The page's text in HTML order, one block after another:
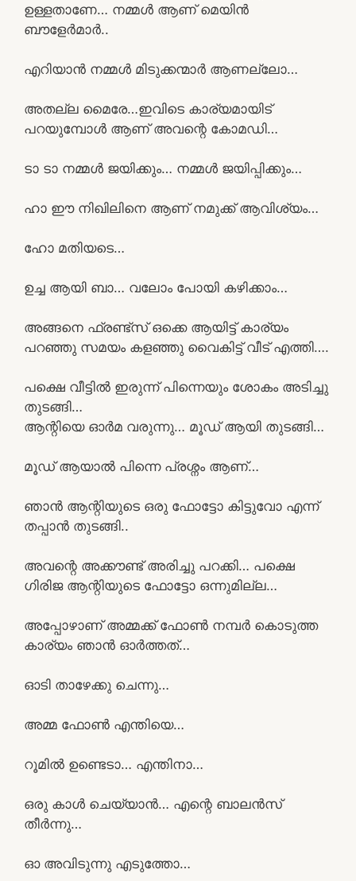
ഉള്ളതാണേ… നമ്മൾ ആണ് മെയിൻ
ബൗളേർമാർ..
എറിയാൻ നമ്മൾ മിടുക്കന്മാർ ആണല്ലോ…
അതല്ല മൈരേ…ഇവിടെ കാര്യമായിട്
പറയുമ്പോൾ ആണ് അവന്റെ കോമഡി…
ടാ ടാ നമ്മൾ ജയിക്കും… നമ്മൾ ജയിപ്പിക്കും…
ഹാ ഈ നിഖിലിനെ ആണ് നമുക്ക് ആവിശ്യം…
ഹോ മതിയടെ…
ഉച്ച ആയി ബാ… വലോം പോയി കഴിക്കാം…
അങ്ങനെ ഫ്രണ്ട്‌സ് ഒക്കെ ആയിട്ട് കാര്യം
പറഞ്ഞു സമയം കളഞ്ഞു വൈകിട്ട് വീട് എത്തി….
പക്ഷെ വീട്ടിൽ ഇരുന്ന് പിന്നെയും ശോകം അടിച്ചു
തുടങ്ങി…
ആന്റിയെ ഓർമ വരുന്നു… മൂഡ് ആയി തുടങ്ങി…
മൂഡ് ആയാൽ പിന്നെ പ്രശ്നം ആണ്…
ഞാൻ ആന്റിയുടെ ഒരു ഫോട്ടോ കിട്ടുവോ എന്ന്
തപ്പാൻ തുടങ്ങി..
അവന്റെ അക്കൗണ്ട് അരിച്ചു പറക്കി… പക്ഷെ
ഗിരിജ ആന്റിയുടെ ഫോട്ടോ ഒന്നുമില്ല…
അപ്പോഴാണ് അമ്മക്ക് ഫോൺ നമ്പർ കൊടുത്ത
കാര്യം ഞാൻ ഓർത്തത്…
ഓടി താഴേക്കു ചെന്നു…
അമ്മ ഫോൺ എന്തിയെ…
റൂമിൽ ഉണ്ടെടാ… എന്തിനാ…
ഒരു കാൾ ചെയ്യാൻ… എന്റെ ബാലൻസ്
തീർന്നു…
ഓ അവിടുന്നു എടുത്തോ…